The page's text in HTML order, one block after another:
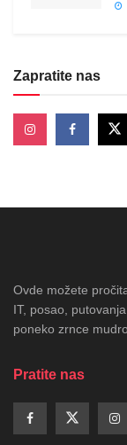
Zapratite nas
Ovde možete
IT, posao,
poneko zrnce
Pratite nas